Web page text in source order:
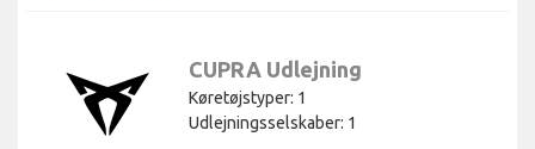
CUPRA Udlejning
Køretøjstyper: 1
Udlejningsselskaber: 1